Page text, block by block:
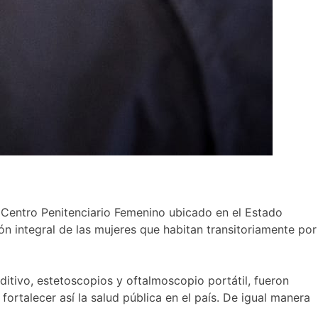
Penitenciario Femenino ubicado en el Estado
integral de las mujeres que habitan transitoriamente por
estetoscopios y oftalmoscopio portátil, fueron
así la salud pública en el país. De igual manera